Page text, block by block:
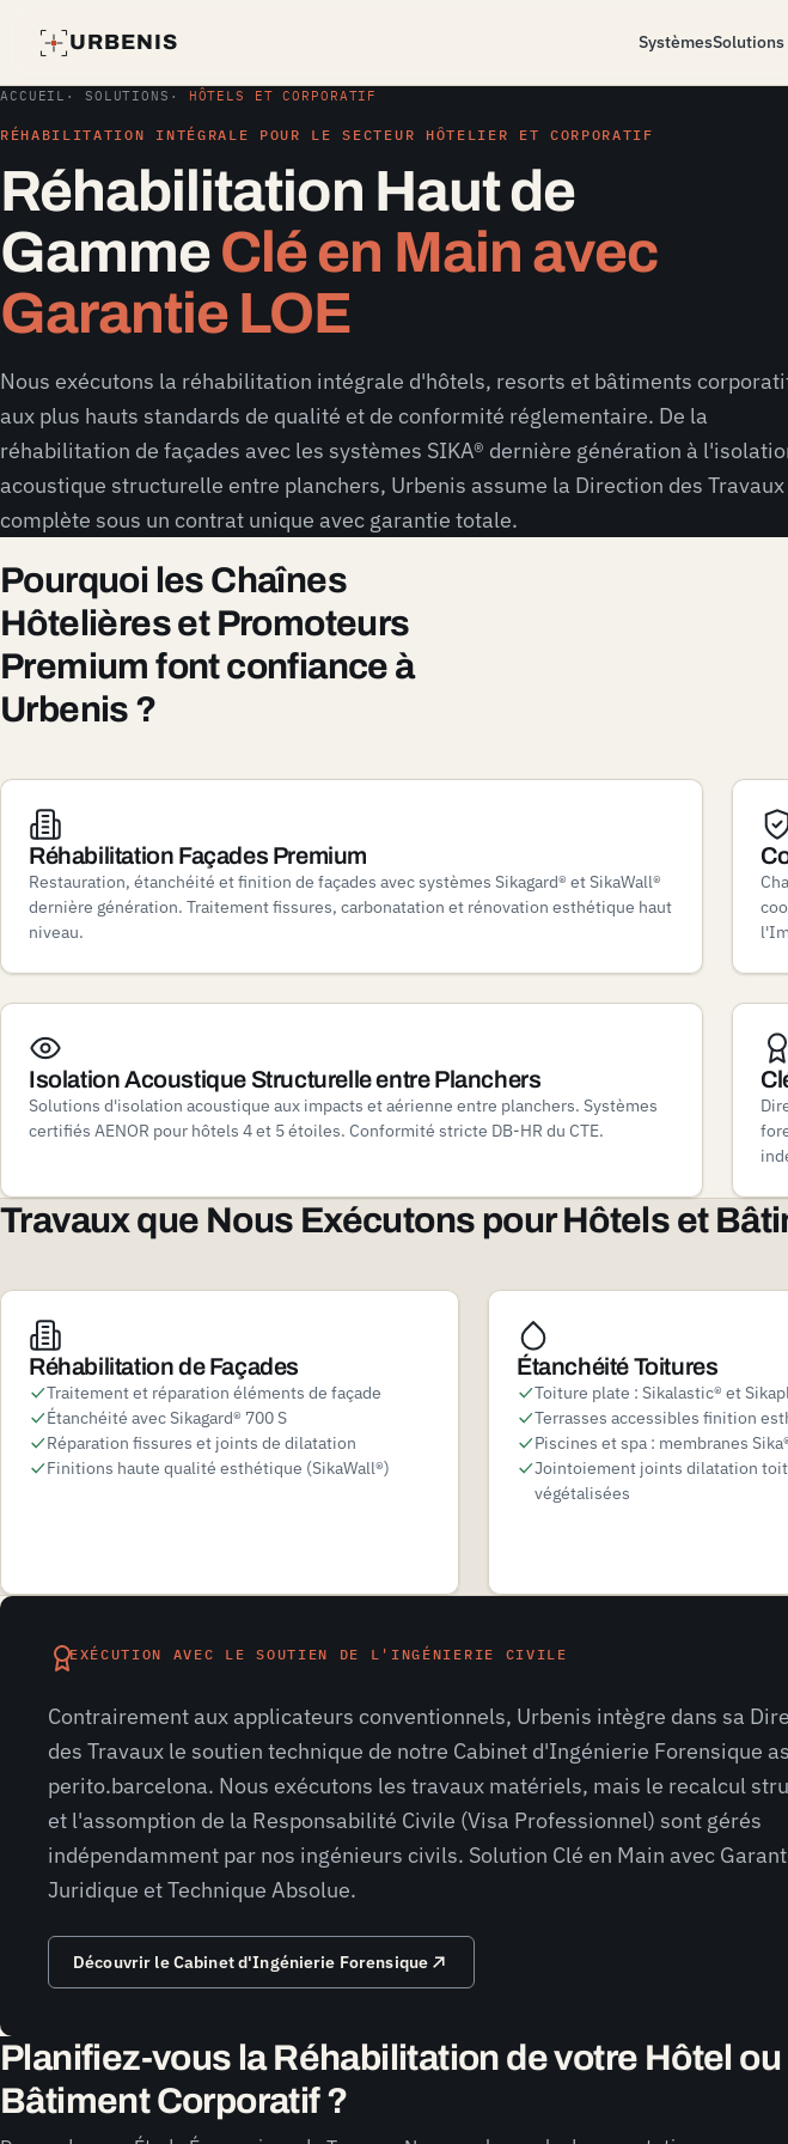
URBENIS SystèmesSolutions
ACCUEIL · SOLUTIONS · HÔTELS ET CORPORATIF
RÉHABILITATION INTÉGRALE POUR LE SECTEUR HÔTELIER ET CORPORATIF
Réhabilitation Haut de
GammeClé en Main avec
Garantie LOE
Nous exécutons la réhabilitation intégrale d'hôtels, resorts et bâtiments
aux plus hauts standards de qualité et de conformité réglementaire. De la
réhabilitation de façades avec les systèmes SIKA® dernière génération à
acoustique structurelle entre planchers, Urbenis assume la Direction des Travaux
complète sous un contrat unique avec garantie totale.
Pourquoi les Chaînes
Hôtelières et Promoteurs
Premium font confiance à
Urbenis ?
Réhabilitation Façades Premium
Restauration, étanchéité et finition de façades avec systèmes Sikagard® et SikaWall®
dernière génération. Traitement fissures, carbonatation et rénovation esthétique haut
niveau.
Isolation Acoustique Structurelle entre Planchers
Solutions d'isolation acoustique aux impacts et aérienne entre planchers. Systèmes
certifiés AENOR pour hôtels 4 et 5 étoiles. Conformité stricte DB-HR du CTE.
Travaux que Nous Exécutons pour Hôtels et
Réhabilitation de Façades
Traitement et réparation éléments de façade
Étanchéité avec Sikagard® 700 S
Réparation fissures et joints de dilatation
Finitions haute qualité esthétique (SikaWall®)
Étanchéité Toitures
Toiture plate : Sikalastic® et
Terrasses accessibles finition
Piscines et spa : membranes
Jointoiement joints dilatation
végétalisées
EXÉCUTION AVEC LE SOUTIEN DE L'INGÉNIERIE CIVILE
Contrairement aux applicateurs conventionnels, Urbenis intègre dans sa
des Travaux le soutien technique de notre Cabinet d'Ingénierie Forensique
perito.barcelona. Nous exécutons les travaux matériels, mais le recalcul
et l'assomption de la Responsabilité Civile (Visa Professionnel) sont gérés
indépendamment par nos ingénieurs civils. Solution Clé en Main avec
Juridique et Technique Absolue.
Découvrir le Cabinet d'Ingénierie Forensique
Planifiez-vous la Réhabilitation de votre Hôtel ou
Bâtiment Corporatif ?